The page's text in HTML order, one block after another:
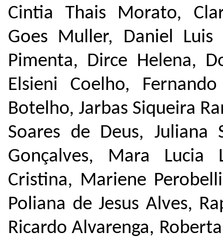
Cintia Thais Morato,
Goes Muller, Daniel
Pimenta, Dirce Helena,
Elsieni Coelho,
Botelho, Jarbas Siqueira
Soares de Deus, Juliana
Gonçalves, Mara Lucia
Cristina, Mariene
Poliana de Jesus Alves,
Ricardo Alvarenga,